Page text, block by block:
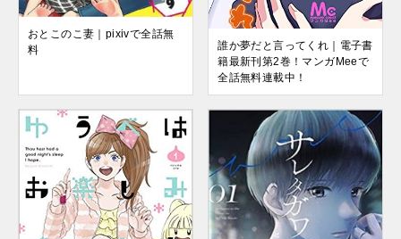
おとこのこ妻｜pixivで全話無
料
誰か夢だと言ってくれ｜電子書
籍最新刊第2巻！マンガMeeで
全話無料連載中！